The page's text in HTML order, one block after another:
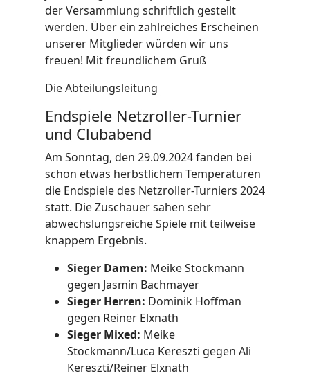
der Versammlung schriftlich gestellt
werden. Über ein zahlreiches Erscheinen
unserer Mitglieder würden wir uns
freuen! Mit freundlichem Gruß
Die Abteilungsleitung
Endspiele Netzroller-Turnier
und Clubabend
Am Sonntag, den 29.09.2024 fanden bei
schon etwas herbstlichem Temperaturen
die Endspiele des Netzroller-Turniers 2024
statt. Die Zuschauer sahen sehr
abwechslungsreiche Spiele mit teilweise
knappem Ergebnis.
Sieger Damen: Meike Stockmann
gegen Jasmin Bachmayer
Sieger Herren: Dominik Hoffman
gegen Reiner Elxnath
Sieger Mixed: Meike
Stockmann/Luca Kereszti gegen Ali
Kereszti/Reiner Elxnath